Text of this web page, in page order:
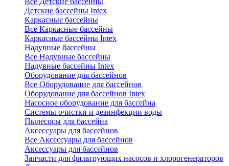
Детские бассейны Intex
Каркасные бассейны
Все Каркасные бассейны
Каркасные бассейны Intex
Надувные бассейны
Все Надувные бассейны
Надувные бассейны Intex
Оборудование для бассейнов
Все Оборудование для бассейнов
Оборудование для бассейнов Intex
Насосное оборудование для бассейна
Системы очистки и дезинфекции воды
Пылесосы для бассейна
Аксессуары для бассейнов
Все Аксессуары для бассейнов
Аксессуары для бассейнов
Запчасти для фильтрующих насосов и хлорогенераторов